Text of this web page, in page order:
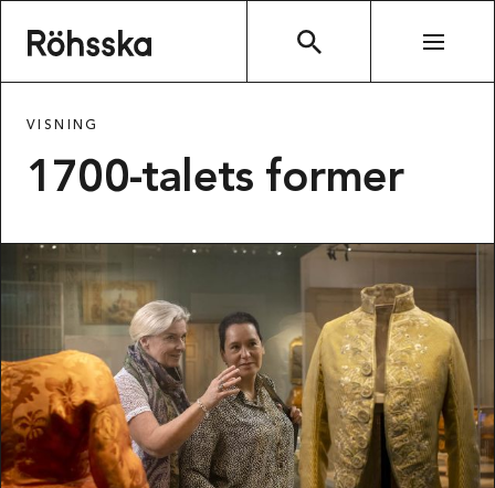
VISNING
1700-talets former